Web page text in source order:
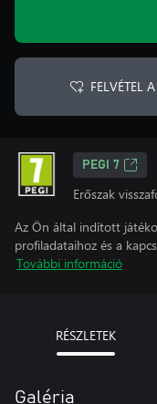
FELVÉTEL
PEGI 7
Erőszak
Az Ön által indított
profiladataihoz és a
További információ
RÉSZLETEK
Galéria